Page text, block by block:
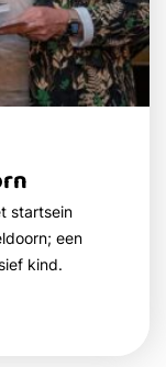
startsein
een
kind.